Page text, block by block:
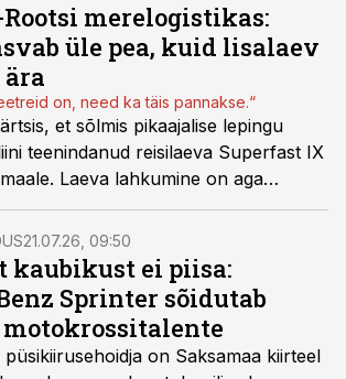
merelogistikas:
üle pea, kuid lisalaev
ära
on, need ka täis pannakse.“
et sõlmis pikaajalise lepingu
teenindanud reisilaeva Superfast IX
Laeva lahkumine on aga
suunal korraliku kaose: ainsana
Sirena Seaways on
liinidel pilgeni täis ja kümned veokid
maha. Tallink otsib liinile
ja millal see saabub, pole aga teada.
21.07.26, 09:50
ei piisa:
Sprinter sõidutab
püsikiirusehoidja on Saksamaa kiirteel